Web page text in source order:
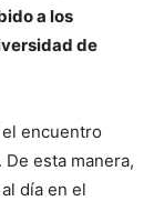
a los
de
encuentro
. De esta manera,
día en el